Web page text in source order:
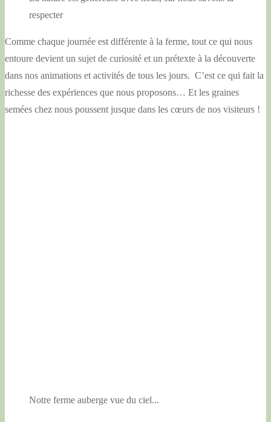
respecter
Comme chaque journée est différente à la ferme, tout ce qui nous
entoure devient un sujet de curiosité et un prétexte à la découverte
dans nos animations et activités de tous les jours. C’est ce qui fait la
richesse des expériences que nous proposons… Et les graines
semées chez nous poussent jusque dans les cœurs de nos visiteurs !
Notre ferme auberge vue du ciel...